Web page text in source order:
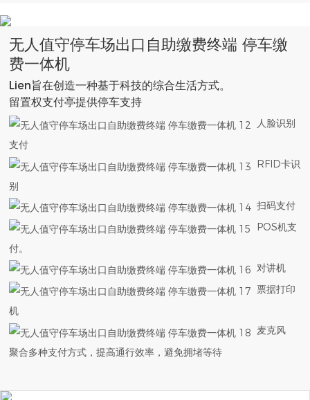
无人值守停车场出口自助缴费终端 停车缴
费一体机
Lien旨在创造一种基于科技的综合生活方式。
留置权支付亭提供停车支持
人脸识别
支付
RFID卡识
别
扫码支付
POS机支
付。
对讲机
票据打印
机
麦克风
聚合多种支付方式，提高通行效率，避免拥堵等待